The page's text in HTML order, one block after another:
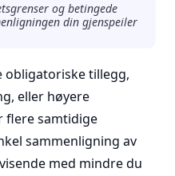
og betingede
din gjenspeiler
obligatoriske tillegg,
eller høyere
flere samtidige
sammenligning av
med mindre du